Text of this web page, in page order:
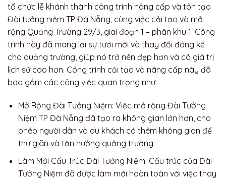
tổ chức lễ khánh thành công trình nâng cấp và tôn tạo
Đài tưởng niệm TP Đà Nẵng, cùng việc cải tạo và mở
rộng Quảng Trường 29/3, giai đoạn 1 – phân khu 1. Công
trình này đã mang lại sự tươi mới và thay đổi đáng kể
cho quảng trường, giúp nó trở nên đẹp hơn và có giá trị
lịch sử cao hơn. Công trình cải tạo và nâng cấp này đã
bao gồm các công việc quan trọng như:
Mở Rộng Đài Tưởng Niệm: Việc mở rộng Đài Tưởng
Niệm TP Đà Nẵng đã tạo ra không gian lớn hơn, cho
phép người dân và du khách có thêm không gian để
thư giãn và tận hưởng quảng trường.
Làm Mới Cấu Trúc Đài Tưởng Niệm: Cấu trúc của Đài
Tưởng Niệm đã được làm mới hoàn toàn với việc thay